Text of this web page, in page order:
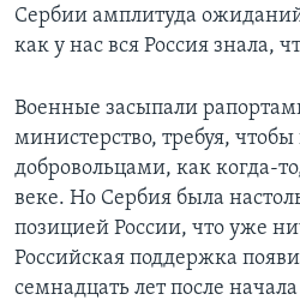
Сербии амплитуда
как у нас вся Россия знала,
Военные засыпали
министерство, требуя,
добровольцами, как когда-
веке. Но Сербия была
позицией России, что уже
Российская поддержка
семнадцать лет после